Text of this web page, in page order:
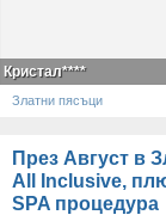
Кристал****
Златни пясъци
През Август в
All Inclusive,
SPA процедура